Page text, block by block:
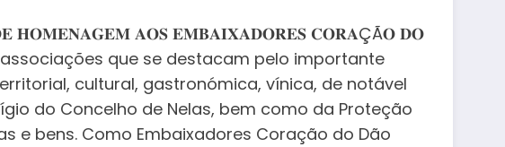
𝐇𝐎𝐌𝐄𝐍𝐀𝐆𝐄𝐌 𝐀𝐎𝐒 𝐄𝐌𝐁𝐀𝐈𝐗𝐀𝐃𝐎𝐑𝐄𝐒 𝐂𝐎𝐑𝐀ÇÃ𝐎 𝐃𝐎
que se destacam pelo importante
cultural, gastronómica, vínica, de notável
do Concelho de Nelas, bem como da Proteção
e bens. Como Embaixadores Coração do Dão